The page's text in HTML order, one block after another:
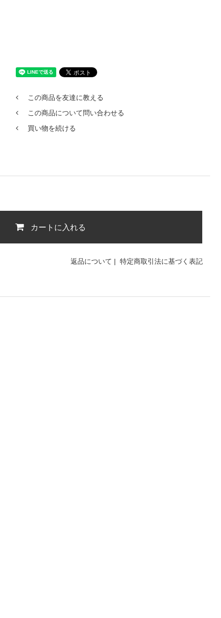
この商品を友達に教える
この商品について問い合わせる
買い物を続ける
カートに入れる
返品について | 特定商取引法に基づく表記